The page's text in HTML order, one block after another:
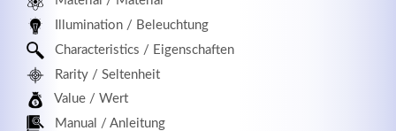
Illumination / Beleuchtung
Characteristics / Eigenschaften
Rarity / Seltenheit
Value / Wert
Manual / Anleitung